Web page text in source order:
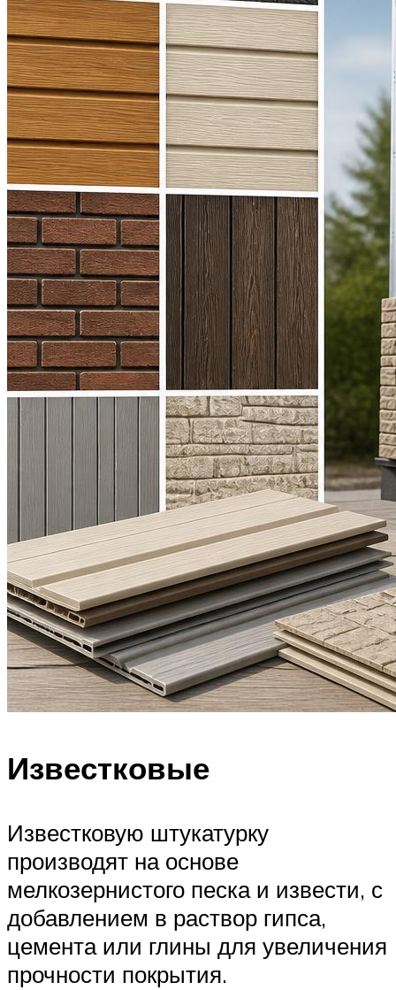
Известковые
Известковую штукатурку
производят на основе
мелкозернистого песка и извести, с
добавлением в раствор гипса,
цемента или глины для увеличения
прочности покрытия.